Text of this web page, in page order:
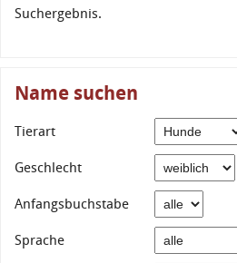
Suchergebnis.
Name suchen
Tierart
Geschlecht
Anfangsbuchstabe
Sprache